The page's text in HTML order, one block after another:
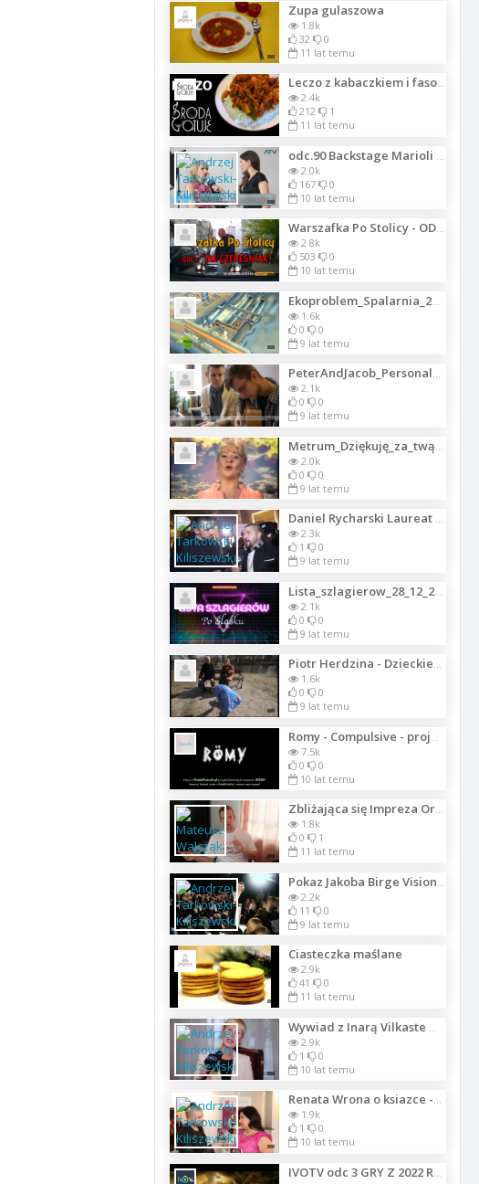
Zupa gulaszowa
1.8k
32
0
11 lat temu
Leczo z kabaczkiem i fasolą
2.4k
212
1
11 lat temu
2.0k
167
0
10 lat temu
Warszafka Po Stolicy - ODC. 1. "Jak czereśniak"
2.8k
503
0
10 lat temu
1.6k
0
0
9 lat temu
PeterAndJacob_PersonalAngel
2.1k
0
0
9 lat temu
2.0k
0
0
9 lat temu
Daniel Rycharski Laureat nagrody w kategorii- Sztuki Wizualne o Gali Paszporty P
2.3k
1
0
9 lat temu
2.1k
0
0
9 lat temu
Piotr Herdzina - Dzieckiem być147
1.6k
0
0
9 lat temu
7.5k
0
0
10 lat temu
Zbliżająca się Impreza Orange Video Fest - Fantasy Expo 2015
1.8k
0
1
11 lat temu
2.2k
11
0
9 lat temu
Ciasteczka maślane
2.9k
41
0
11 lat temu
2.9k
1
0
10 lat temu
Renata Wrona o ksiazce -Kobieta Szczesliwa- na I Koktajlu Kobiet Sukcesu
1.9k
1
0
10 lat temu